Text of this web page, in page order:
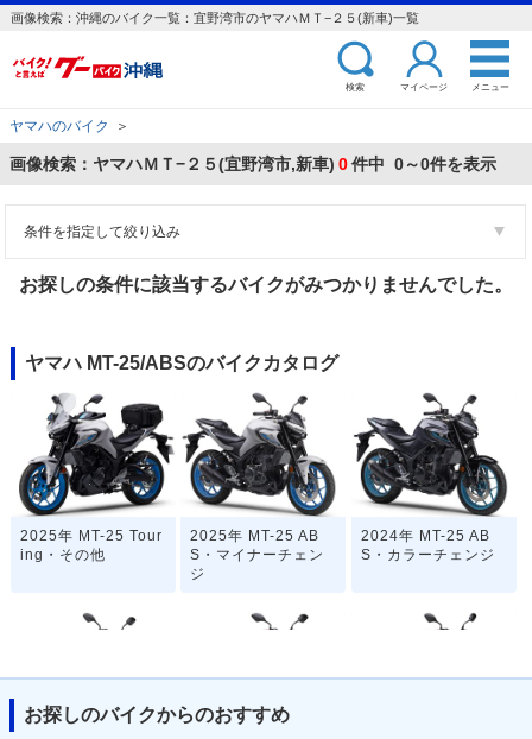
画像検索：沖縄のバイク一覧：宜野湾市のヤマハＭＴ−２５(新車)一覧
検索 マイページ メニュー
ヤマハのバイク ＞
画像検索：ヤマハＭＴ−２５(宜野湾市,新車) 0件中 0～0件を表示
条件を指定して絞り込み
お探しの条件に該当するバイクがみつかりませんでした。
ヤマハ MT-25/ABSのバイクカタログ
2025年 MT-25 Tour
ing・その他
2025年 MT-25 AB
S・マイナーチェン
ジ
2024年 MT-25 AB
S・カラーチェンジ
お探しのバイクからのおすすめ